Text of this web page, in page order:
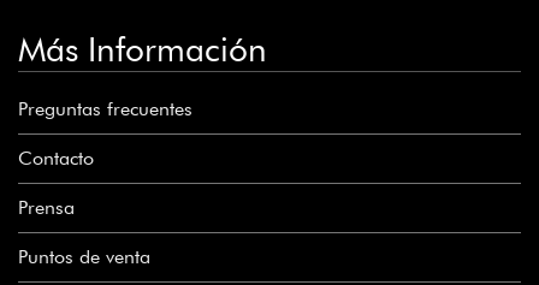
Más Información
Preguntas frecuentes
Contacto
Prensa
Puntos de venta